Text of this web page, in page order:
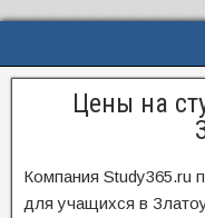
Цены на
Компания Study365.ru
для учащихся в